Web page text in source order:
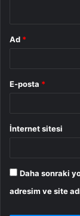
Ad *
E-posta *
İnternet sitesi
Daha sonraki
adresim ve site